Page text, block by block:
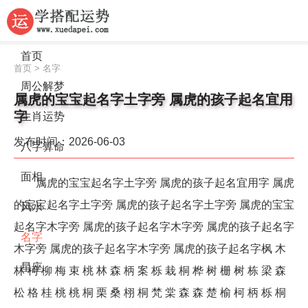
首页
周公解梦
生肖运势
八字算命
面相
风水
名字
星座
首页 > 名字
属虎的宝宝起名字土字旁 属虎的孩子起名宜用
字
发布时间：2026-06-03
属虎的宝宝起名字土字旁 属虎的孩子起名宜用字 属虎
的宝宝起名字土字旁 属虎的孩子起名字土字旁 属虎的宝宝
起名字木字旁 属虎的孩子起名字木字旁 属虎的孩子起名字
木字旁 属虎的孩子起名字木字旁 属虎的孩子起名字枫 木
林 柯 柳 梅 束 桃 林 森 柄 案 栎 栽 桐 桦 树 栅 树 栋 梁 森
松 格 桂 桃 桃 桐 栗 桑 栩 桐 梵 棠 森 森 楚 榆 柯 柄 栎 桐